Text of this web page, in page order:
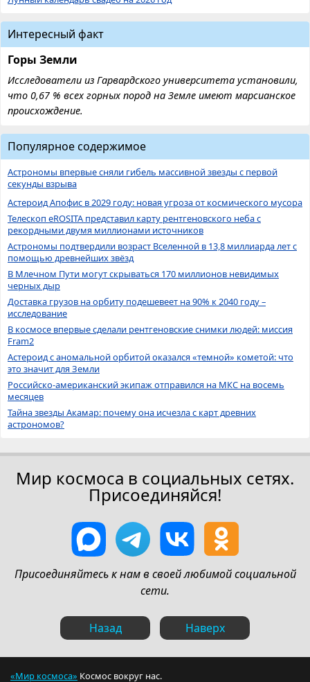
Интересный факт
Горы Земли
Исследователи из Гарвардского университета установили,
что 0,67 % всех горных пород на Земле имеют марсианское
происхождение.
Популярное содержимое
Астрономы впервые сняли гибель массивной звезды с первой
секунды взрыва
Астероид Апофис в 2029 году: новая угроза от космического мусора
Телескоп eROSITA представил карту рентгеновского неба с
рекордными двумя миллионами источников
Астрономы подтвердили возраст Вселенной в 13,8 миллиарда лет с
помощью древнейших звёзд
В Млечном Пути могут скрываться 170 миллионов невидимых
черных дыр
Доставка грузов на орбиту подешевеет на 90% к 2040 году –
исследование
В космосе впервые сделали рентгеновские снимки людей: миссия
Fram2
Астероид с аномальной орбитой оказался «темной» кометой: что
это значит для Земли
Российско-американский экипаж отправился на МКС на восемь
месяцев
Тайна звезды Акамар: почему она исчезла с карт древних
астрономов?
Мир космоса в социальных сетях.
Присоединяйся!
Присоединяйтесь к нам в своей любимой социальной
сети.
Назад Наверх
«Мир космоса» Космос вокруг нас.